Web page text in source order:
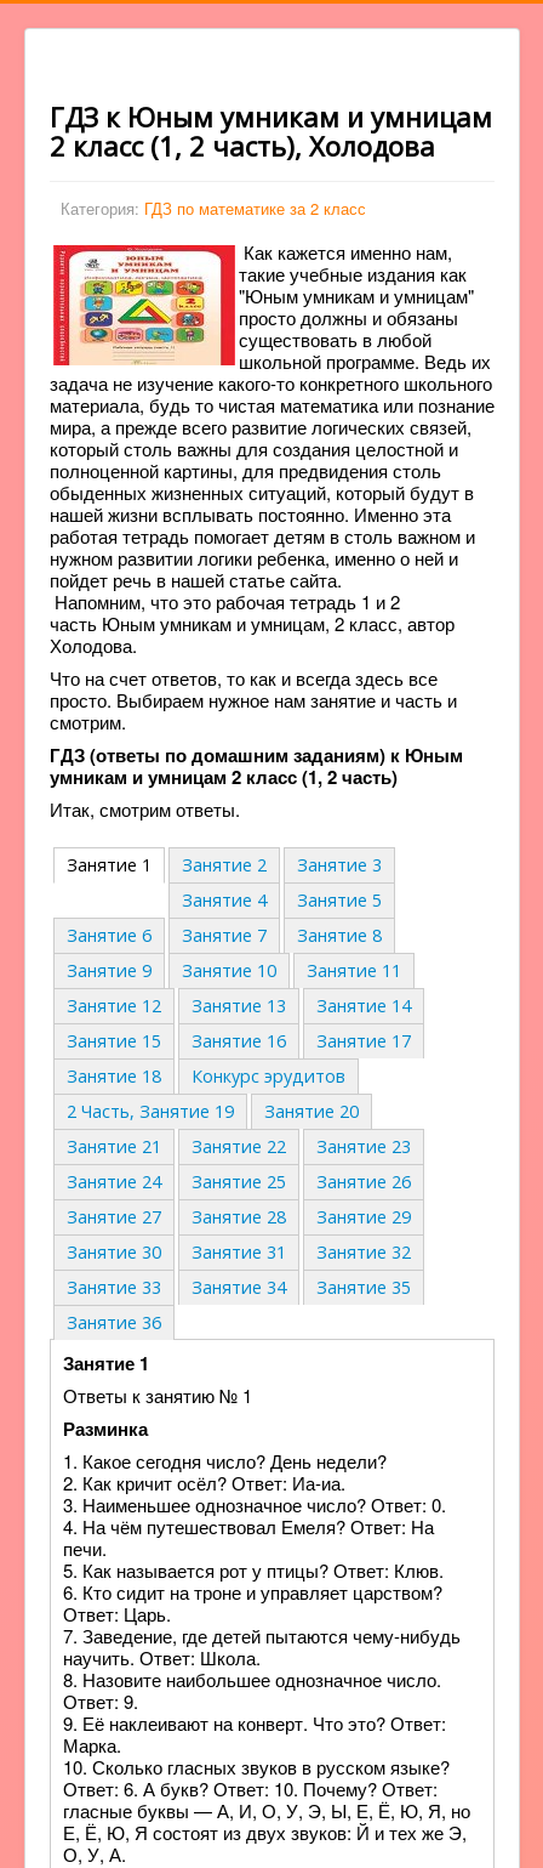
ГДЗ к Юным умникам и умницам
2 класс (1, 2 часть), Холодова
Категория: ГДЗ по математике за 2 класс
Как кажется именно нам,
такие учебные издания как
"Юным умникам и умницам"
просто должны и обязаны
существовать в любой
школьной программе. Ведь их
задача не изучение какого-то конкретного школьного
материала, будь то чистая математика или познание
мира, а прежде всего развитие логических связей,
который столь важны для создания целостной и
полноценной картины, для предвидения столь
обыденных жизненных ситуаций, который будут в
нашей жизни всплывать постоянно. Именно эта
работая тетрадь помогает детям в столь важном и
нужном развитии логики ребенка, именно о ней и
пойдет речь в нашей статье сайта.
Напомним, что это рабочая тетрадь 1 и 2
часть Юным умникам и умницам, 2 класс, автор
Холодова.
Что на счет ответов, то как и всегда здесь все
просто. Выбираем нужное нам занятие и часть и
смотрим.
ГДЗ (ответы по домашним заданиям) к Юным
умникам и умницам 2 класс (1, 2 часть)
Итак, смотрим ответы.
Занятие 1 Занятие 2
Занятие 3
Занятие 4
Занятие 5
Занятие 6
Занятие 7
Занятие 8
Занятие 9
Занятие 10
Занятие 11
Занятие 12
Занятие 13
Занятие 14
Занятие 15
Занятие 16
Занятие 17
Занятие 18
Конкурс эрудитов
2 Часть, Занятие 19
Занятие 20
Занятие 21
Занятие 22
Занятие 23
Занятие 24
Занятие 25
Занятие 26
Занятие 27
Занятие 28
Занятие 29
Занятие 30
Занятие 31
Занятие 32
Занятие 33
Занятие 34
Занятие 35
Занятие 36
Занятие 1
Ответы к занятию № 1
Разминка
1. Какое сегодня число? День недели?
2. Как кричит осёл? Ответ: Иа-иа.
3. Наименьшее однозначное число? Ответ: 0.
4. На чём путешествовал Емеля? Ответ: На
печи.
5. Как называется рот у птицы? Ответ: Клюв.
6. Кто сидит на троне и управляет царством?
Ответ: Царь.
7. Заведение, где детей пытаются чему-нибудь
научить. Ответ: Школа.
8. Назовите наибольшее однозначное число.
Ответ: 9.
9. Её наклеивают на конверт. Что это? Ответ:
Марка.
10. Сколько гласных звуков в русском языке?
Ответ: 6. А букв? Ответ: 10. Почему? Ответ:
гласные буквы — А, И, О, У, Э, Ы, Е, Ё, Ю, Я, но
Е, Ё, Ю, Я состоят из двух звуков: Й и тех же Э,
О, У, А.